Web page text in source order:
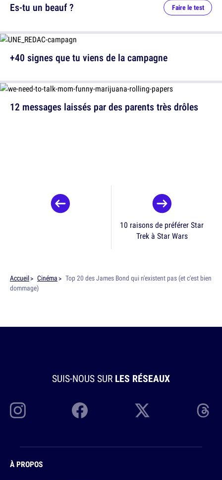
12 messages laissés par des parents très drôles
Es-tu un beauf ? Faire le test
+40 signes que tu viens de la campagne
10 raisons de préférer Star
Trek à Star Wars
Accueil Cinéma
Top 20 des James Bond qui n'existent pas (et c'est bien
dommage)
SUIS-NOUS SUR LES RÉSEAUX
À PROPOS